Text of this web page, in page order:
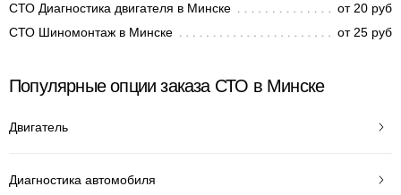
СТО Диагностика двигателя в Минске
от 20 руб
СТО Шиномонтаж в Минске
от 25 руб
Популярные опции заказа СТО в Минске
Двигатель
Диагностика автомобиля